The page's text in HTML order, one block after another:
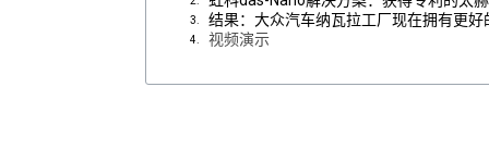
结果：大众汽车纳瓦拉工厂现在拥有更
视频演示